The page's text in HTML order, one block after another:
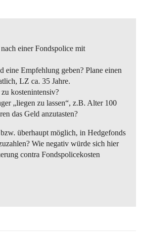
einer Fondspolice mit
eine Empfehlung geben? Plane einen
LZ ca. 35 Jahre.
kostenintensiv?
„liegen zu lassen“, z.B. Alter 100
das Geld anzutasten?
überhaupt möglich, in Hedgefonds
Wie negativ würde sich hier
contra Fondspolicekosten